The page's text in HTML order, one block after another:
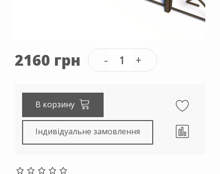
2160 грн
В корзину
Індивідуальне замовлення